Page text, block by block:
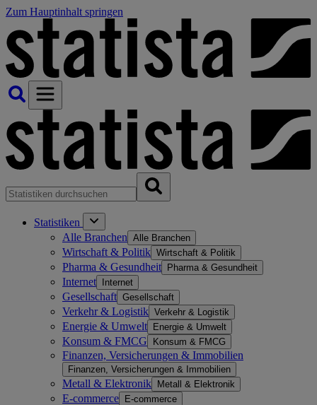
Zum Hauptinhalt springen
Statistiken
Alle Branchen Alle Branchen
Wirtschaft & Politik Wirtschaft & Politik
Pharma & Gesundheit Pharma & Gesundheit
Internet Internet
Gesellschaft Gesellschaft
Verkehr & Logistik Verkehr & Logistik
Energie & Umwelt Energie & Umwelt
Konsum & FMCG Konsum & FMCG
Finanzen, Versicherungen & Immobilien
Finanzen, Versicherungen & Immobilien
Metall & Elektronik Metall & Elektronik
E-commerce E-commerce